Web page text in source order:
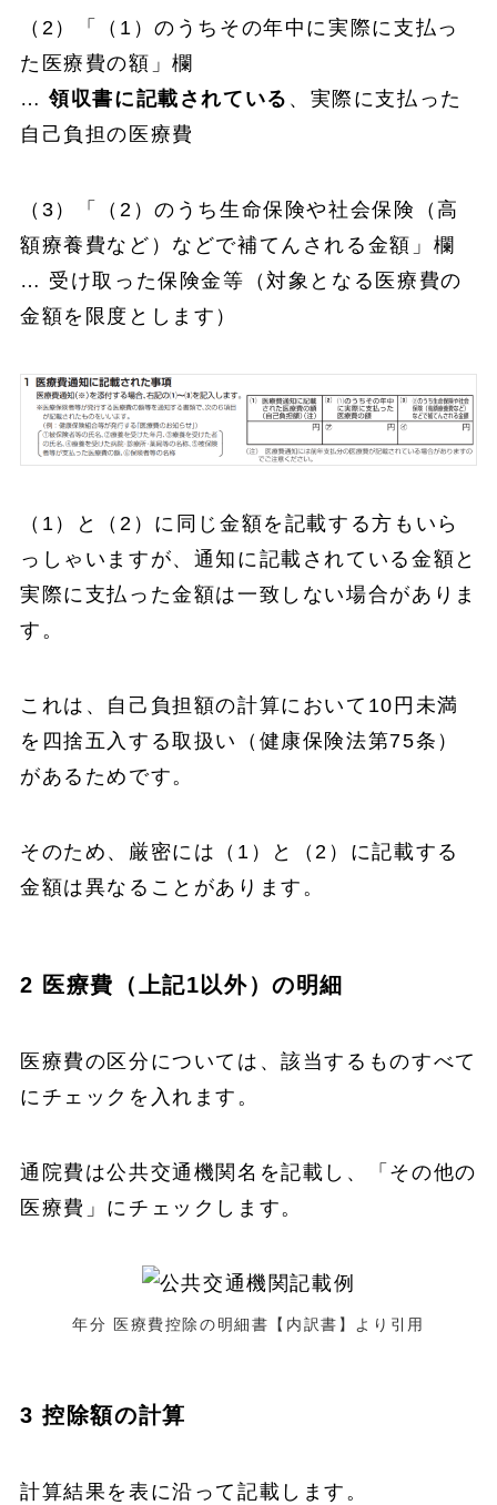
（2）「（1）のうちその年中に実際に支払っ
た医療費の額」欄
…領収書に記載されている 、実際に支払った
自己負担の医療費
（3）「（2）のうち生命保険や社会保険（高
額療養費など）などで補てんされる金額」欄
… 受け取った保険金等（対象となる医療費の
金額を限度とします）
（1）と（2）に同じ金額を記載する方もいら
っしゃいますが、通知に記載されている金額と
実際に支払った金額は一致しない場合がありま
す。
これは、自己負担額の計算において10円未満
を四捨五入する取扱い（健康保険法第75条）
があるためです。
そのため、厳密には（1）と（2）に記載する
金額は異なることがあります。
2 医療費（上記1以外）の明細
医療費の区分については、該当するものすべて
にチェックを入れます。
通院費は公共交通機関名を記載し、「その他の
医療費」にチェックします。
年分 医療費控除の明細書【内訳書】より引用
3 控除額の計算
計算結果を表に沿って記載します。